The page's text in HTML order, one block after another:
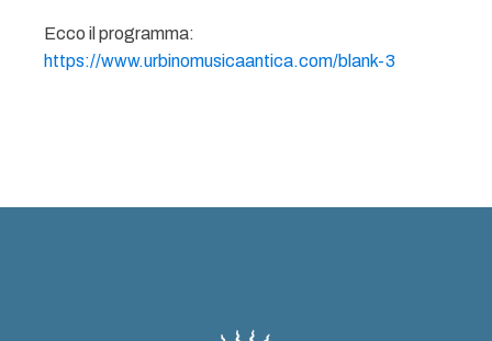
Ecco il programma:
https://www.urbinomusicaantica.com/blank-3